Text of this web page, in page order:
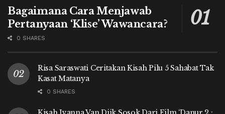
Bagaimana Cara Menjawab
Pertanyaan ‘Klise’ Wawancara?
0 SHARES
Risa Saraswati Ceritakan Kisah Pilu 5 Sahabat Tak
Kasat Matanya
0 SHARES